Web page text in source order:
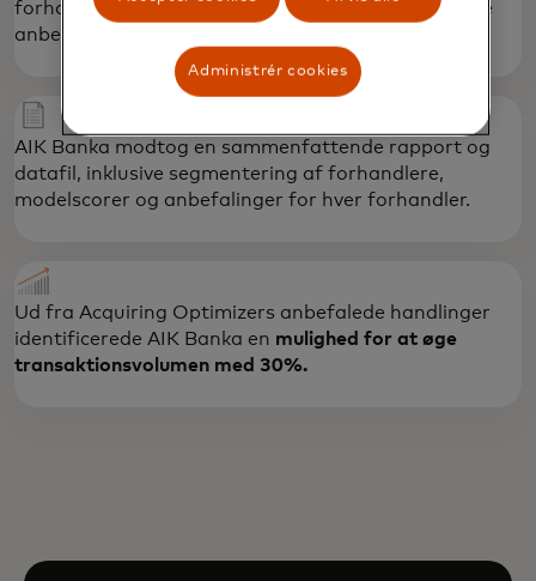
forhandlere og gav "quick win"-taktiske strategiske
anbefalinger for at styrke porteføljen.
AIK Banka modtog en sammenfattende rapport og
datafil, inklusive segmentering af forhandlere,
modelscorer og anbefalinger for hver forhandler.
Ud fra Acquiring Optimizers anbefalede handlinger
identificerede AIK Banka en mulighed for at øge
transaktionsvolumen med 30%.
Administrér cookies